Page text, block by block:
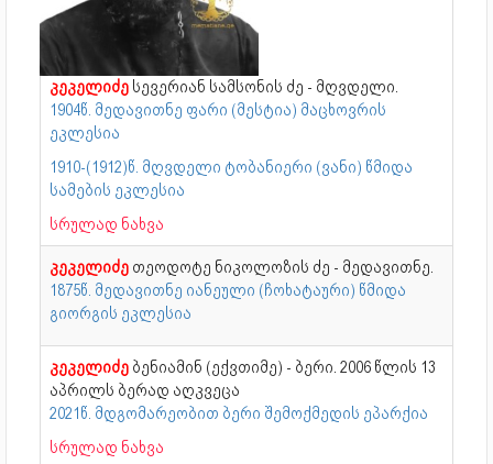
კეკელიძე სევერიან სამსონის ძე - მღვდელი.
1904წ. მედავითნე ფარი (მესტია) მაცხოვრის
ეკლესია
1910-(1912)წ. მღვდელი ტობანიერი (ვანი) წმიდა
სამების ეკლესია
სრულად ნახვა
კეკელიძე თეოდოტე ნიკოლოზის ძე - მედავითნე.
1875წ. მედავითნე იანეული (ჩოხატაური) წმიდა
გიორგის ეკლესია
კეკელიძე ბენიამინ (ექვთიმე) - ბერი. 2006 წლის 13
აპრილს ბერად აღკვეცა
2021წ. მდგომარეობით ბერი შემოქმედის ეპარქია
სრულად ნახვა